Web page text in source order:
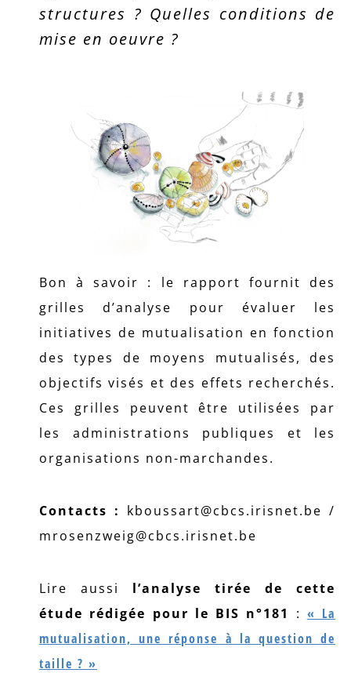
structures ? Quelles conditions de
mise en oeuvre ?
Bon à savoir : le rapport fournit des
grilles d’analyse pour évaluer les
initiatives de mutualisation en fonction
des types de moyens mutualisés, des
objectifs visés et des effets recherchés.
Ces grilles peuvent être utilisées par
les administrations publiques et les
organisations non-marchandes.
Contacts : kboussart@cbcs.irisnet.be /
mrosenzweig@cbcs.irisnet.be
Lire aussi l’analyse tirée de cette
étude rédigée pour le BIS n°181
: « La
mutualisation, une réponse à la question de
taille ? »